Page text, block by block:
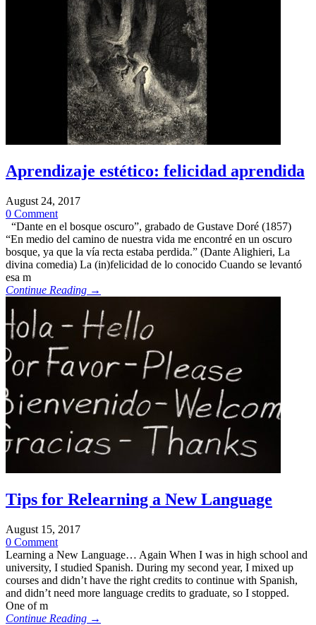
Aprendizaje estético: felicidad aprendida
August 24, 2017
0 Comment
“Dante en el bosque oscuro”, grabado de Gustave Doré (1857)
“En medio del camino de nuestra vida me encontré en un oscuro
bosque, ya que la vía recta estaba perdida.” (Dante Alighieri, La
divina comedia) La (in)felicidad de lo conocido Cuando se levantó
esa m
Continue Reading →
Tips for Relearning a New Language
August 15, 2017
0 Comment
Learning a New Language… Again When I was in high school and
university, I studied Spanish. During my second year, I mixed up
courses and didn’t have the right credits to continue with Spanish,
and didn’t need more language credits to graduate, so I stopped.
One of m
Continue Reading →